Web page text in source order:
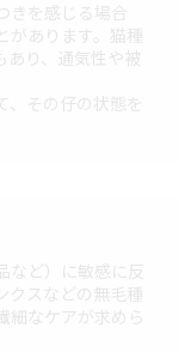
を感じる場合
あります。猫種
あり、通気性や被
、その仔の状態を
など）に敏感に反
スなどの無毛種
なケアが求めら